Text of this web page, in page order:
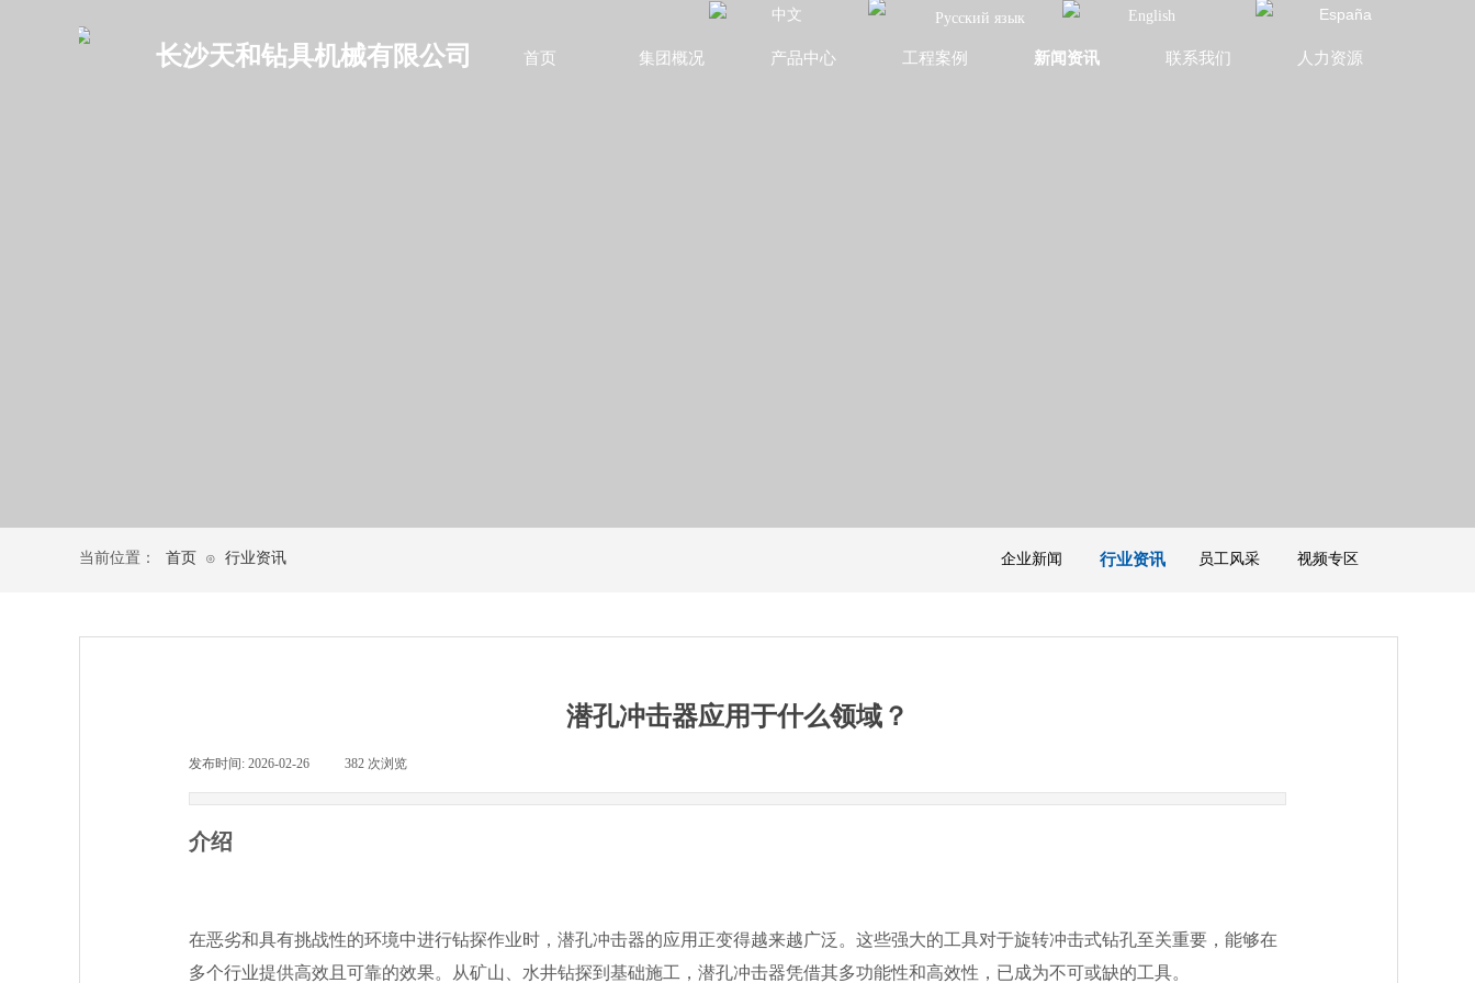
English
中文 Русский язык España
首页 集团概况 产品中心 工程案例 新闻资讯 联系我们 人力资源
长沙天和钻具机械有限公司
首页 ⊙ 行业资讯
当前位置： 企业新闻 行业资讯 员工风采 视频专区
潜孔冲击器应用于什么领域？
发布时间: 2026-02-26 382 次浏览
介绍
在恶劣和具有挑战性的环境中进行钻探作业时，潜孔冲击器的应用正变得越来越广泛。这些强大的工具对于旋转冲击式钻孔至关重要，能够在
多个行业提供高效且可靠的效果。从矿山、水井钻探到基础施工，潜孔冲击器凭借其多功能性和高效性，已成为不可或缺的工具。